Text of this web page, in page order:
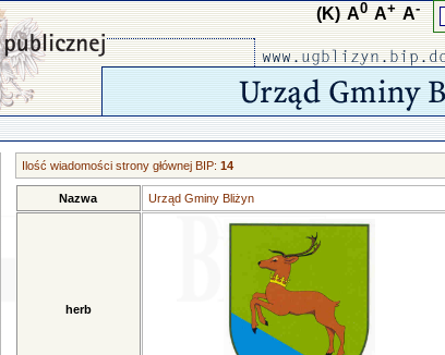
(K) A0 A+ A-
Ilość wiadomości strony głównej BIP: 14
Nazwa Urząd Gminy Bliżyn
herb